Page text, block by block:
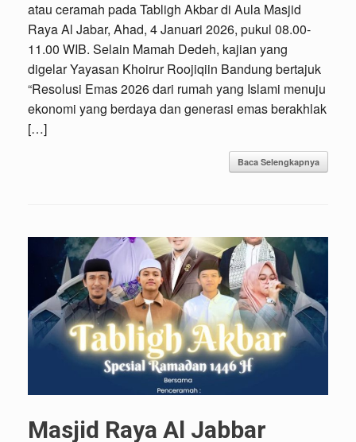
atau ceramah pada Tabligh Akbar di Aula Masjid
Raya Al Jabar, Ahad, 4 Januari 2026, pukul 08.00-
11.00 WIB. Selain Mamah Dedeh, kajian yang
digelar Yayasan Khoirur Roojiqiin Bandung bertajuk
“Resolusi Emas 2026 dari rumah yang Islami menuju
ekonomi yang berdaya dan generasi emas berakhlak
[…]
Baca Selengkapnya
Masjid Raya Al Jabbar